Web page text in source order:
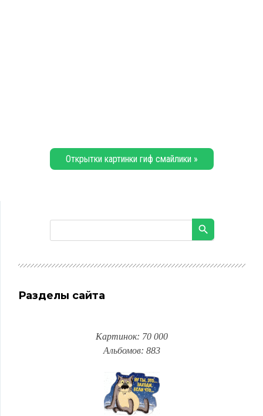
Открытки картинки гиф смайлики »
Разделы сайта
Картинок: 70 000
Альбомов: 883